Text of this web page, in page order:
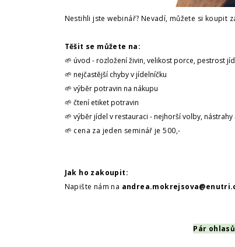
Nestihli jste webinář? Nevadí, můžete si koupit
Těšit se můžete na:
🌱úvod - rozložení živin, velikost porce, pestrost
🌱nejčastější chyby v jídelníčku
🌱výběr potravin na nákupu
🌱čtení etiket potravin
🌱výběr jídel v restauraci - nejhorší volby,
🌱 cena za jeden seminář je500,-
Jak ho zakoupit:
Napište nám na
Pár